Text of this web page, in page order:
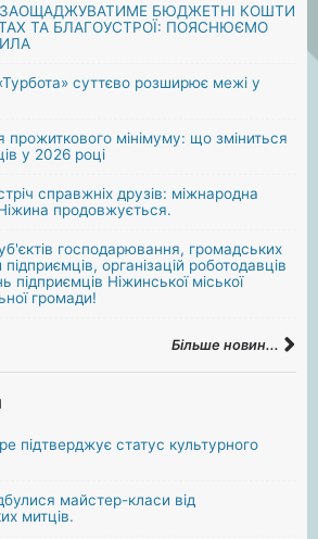
БЮДЖЕТНІ КОШТИ
ТА БЛАГОУСТРОЇ: ПОЯСНЮЄМО
суттєво розширює межі у
прожиткового мінімуму: що зміниться
у 2026 році
справжніх друзів: міжнародна
продовжується.
господарювання, громадських
підприємців, організацій роботодавців
підприємців Ніжинської міської
громади!
Більше новин...
підтверджує статус культурного
майстер-класи від
митців.